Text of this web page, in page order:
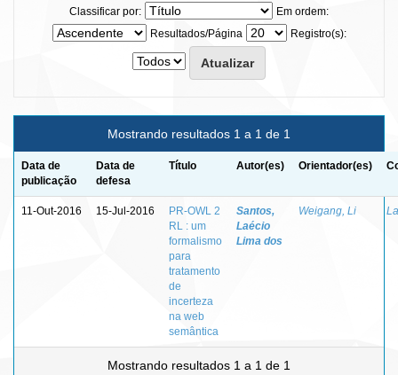
Classificar por:
Em ordem:
Resultados/Página
Registro(s):
Mostrando resultados 1 a 1 de 1
Data de
publicação
Data de
defesa
Título Autor(es) Orientador(es)
11-Out-2016 15-Jul-2016
PR-OWL 2
RL : um
formalismo
para
tratamento
de
incerteza
na web
semântica
Santos,
Laécio
Lima dos
Weigang, Li
Mostrando resultados 1 a 1 de 1